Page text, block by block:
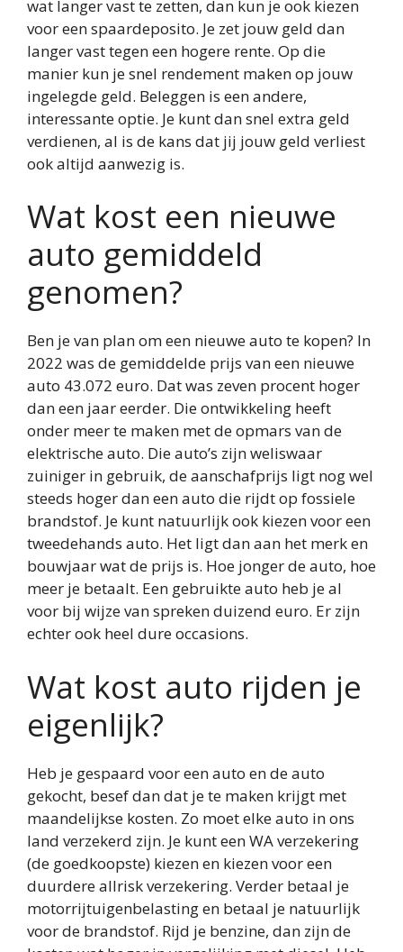
wat langer vast te zetten, dan kun je ook kiezen
voor een spaardeposito. Je zet jouw geld dan
langer vast tegen een hogere rente. Op die
manier kun je snel rendement maken op jouw
ingelegde geld. Beleggen is een andere,
interessante optie. Je kunt dan snel extra geld
verdienen, al is de kans dat jij jouw geld verliest
ook altijd aanwezig is.
Wat kost een nieuwe
auto gemiddeld
genomen?
Ben je van plan om een nieuwe auto te kopen? In
2022 was de gemiddelde prijs van een nieuwe
auto 43.072 euro. Dat was zeven procent hoger
dan een jaar eerder. Die ontwikkeling heeft
onder meer te maken met de opmars van de
elektrische auto. Die auto’s zijn weliswaar
zuiniger in gebruik, de aanschafprijs ligt nog wel
steeds hoger dan een auto die rijdt op fossiele
brandstof. Je kunt natuurlijk ook kiezen voor een
tweedehands auto. Het ligt dan aan het merk en
bouwjaar wat de prijs is. Hoe jonger de auto, hoe
meer je betaalt. Een gebruikte auto heb je al
voor bij wijze van spreken duizend euro. Er zijn
echter ook heel dure occasions.
Wat kost auto rijden je
eigenlijk?
Heb je gespaard voor een auto en de auto
gekocht, besef dan dat je te maken krijgt met
maandelijkse kosten. Zo moet elke auto in ons
land verzekerd zijn. Je kunt een WA verzekering
(de goedkoopste) kiezen en kiezen voor een
duurdere allrisk verzekering. Verder betaal je
motorrijtuigenbelasting en betaal je natuurlijk
voor de brandstof. Rijd je benzine, dan zijn de